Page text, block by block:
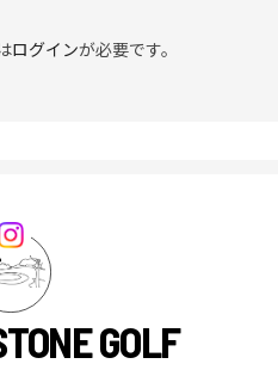
ログインが必要です。
GOLF